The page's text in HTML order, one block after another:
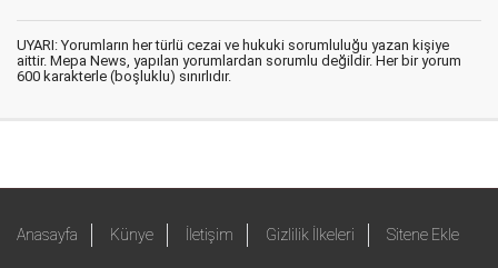
UYARI: Yorumların her türlü cezai ve hukuki sorumluluğu yazan kişiye
aittir. Mepa News, yapılan yorumlardan sorumlu değildir. Her bir yorum
600 karakterle (boşluklu) sınırlıdır.
Anasayfa Künye İletişim Gizlilik İlkeleri Sitene Ekle